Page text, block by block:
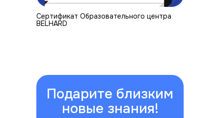
Cертификат Образовательного центра
BELHARD
Подарите близким
новые знания!